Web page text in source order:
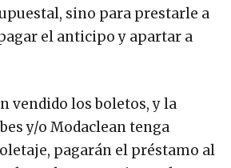
sino para prestarle a
el anticipo y apartar a
vendido los boletos, y la
y/o Modaclean tenga
pagarán el préstamo al